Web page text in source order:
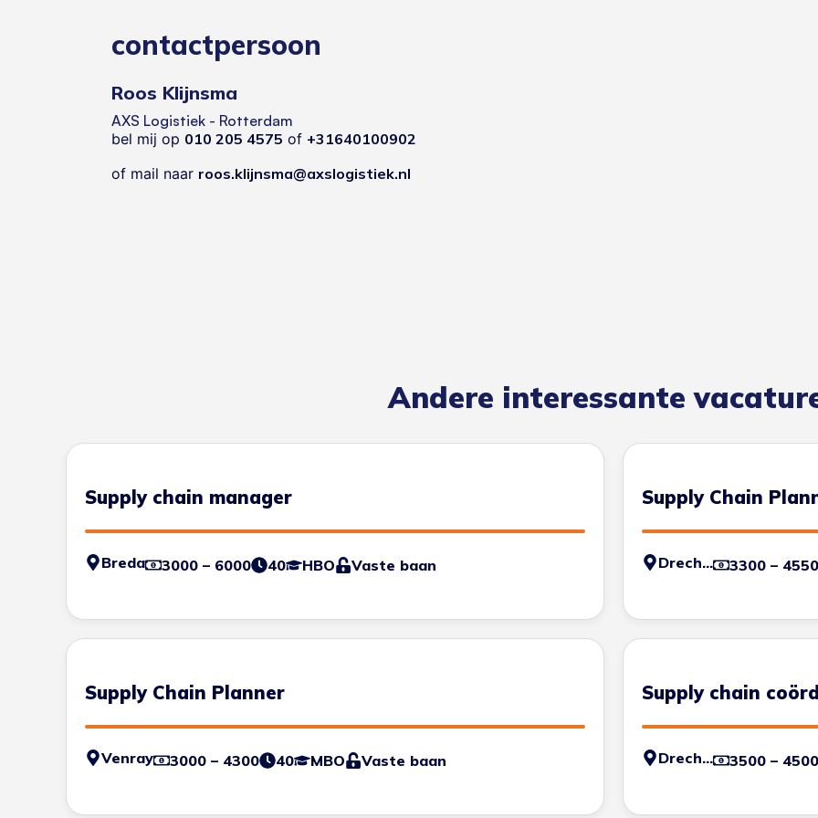
contactpersoon
Roos Klijnsma
AXS Logistiek - Rotterdam
bel mij op 010 205 4575 of +31640100902
of mail naar roos.klijnsma@axslogistiek.nl
Andere interessante
Supply chain manager
Breda 3000 – 6000 40 HBO Vaste baan
Supply Chain
Drechtsteden 3300 – 4550
Supply Chain Planner
Venray 3000 – 4300 40 MBO Vaste baan
Supply chain
Drechtsteden 3500 – 4500